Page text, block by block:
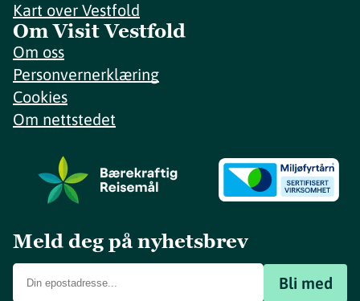
Kart over Vestfold
Om Visit Vestfold
Om oss
Personvernerklæring
Cookies
Om nettstedet
Meld deg på nyhetsbrev
Bli med